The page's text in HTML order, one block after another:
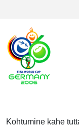
Kohtumine kahe